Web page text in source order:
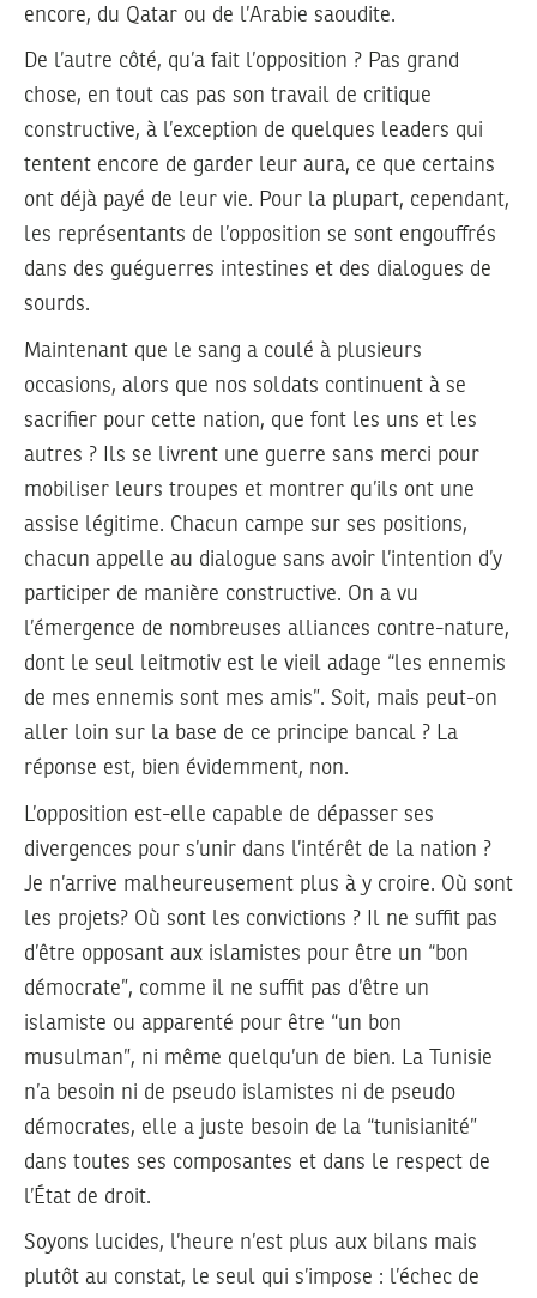
encore, du Qatar ou de l’Arabie saoudite.
De l’autre côté, qu’a fait l’opposition ? Pas grand
chose, en tout cas pas son travail de critique
constructive, à l’exception de quelques leaders qui
tentent encore de garder leur aura, ce que certains
ont déjà payé de leur vie. Pour la plupart, cependant,
les représentants de l’opposition se sont engouffrés
dans des guéguerres intestines et des dialogues de
sourds.
Maintenant que le sang a coulé à plusieurs
occasions, alors que nos soldats continuent à se
sacrifier pour cette nation, que font les uns et les
autres ? Ils se livrent une guerre sans merci pour
mobiliser leurs troupes et montrer qu’ils ont une
assise légitime. Chacun campe sur ses positions,
chacun appelle au dialogue sans avoir l’intention d’y
participer de manière constructive. On a vu
l’émergence de nombreuses alliances contre-nature,
dont le seul leitmotiv est le vieil adage “les ennemis
de mes ennemis sont mes amis”. Soit, mais peut-on
aller loin sur la base de ce principe bancal ? La
réponse est, bien évidemment, non.
L’opposition est-elle capable de dépasser ses
divergences pour s’unir dans l’intérêt de la nation ?
Je n’arrive malheureusement plus à y croire. Où sont
les projets? Où sont les convictions ? Il ne suffit pas
d’être opposant aux islamistes pour être un “bon
démocrate”, comme il ne suffit pas d’être un
islamiste ou apparenté pour être “un bon
musulman”, ni même quelqu’un de bien. La Tunisie
n’a besoin ni de pseudo islamistes ni de pseudo
démocrates, elle a juste besoin de la “tunisianité”
dans toutes ses composantes et dans le respect de
l’État de droit.
Soyons lucides, l’heure n’est plus aux bilans mais
plutôt au constat, le seul qui s’impose : l’échec de